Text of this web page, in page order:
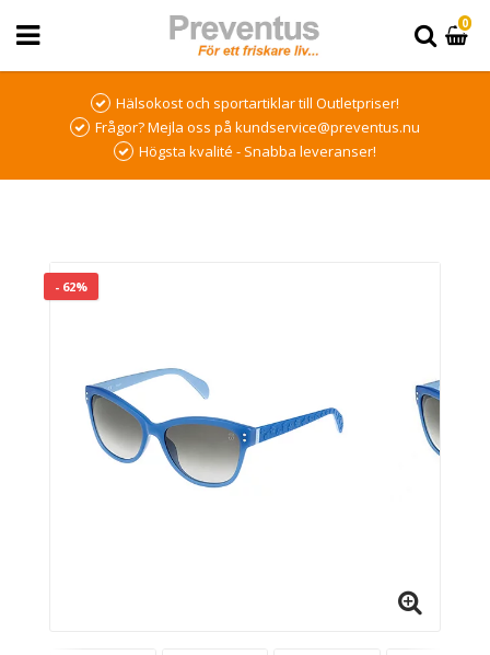
0
Hälsokost och sportartiklar till Outletpriser!
Frågor? Mejla oss på kundservice@preventus.nu
Högsta kvalité - Snabba leveranser!
- 62%